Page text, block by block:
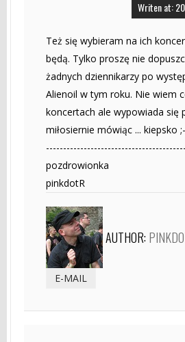
Writen at:
Też się wybieram na ich
będą. Tylko proszę nie
żadnych dziennikarzy po
Alienoil w tym roku. Nie wiem
koncertach ale wypowiada się
miłosiernie mówiąc ... kiepsko
pozdrowionka
pinkdotR
AUTHOR:
E-MAIL